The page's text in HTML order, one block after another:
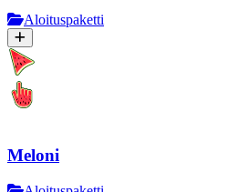
Aloituspaketti
Meloni